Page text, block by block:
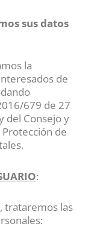
sus datos
la
de
679 de 27
del Consejo y
de
:
trataremos las